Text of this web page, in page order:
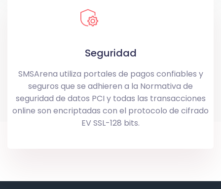
Seguridad
SMSArena utiliza portales de pagos confiables y
seguros que se adhieren a la Normativa de
seguridad de datos PCI y todas las transacciones
online son encriptadas con el protocolo de cifrado
EV SSL-128 bits.